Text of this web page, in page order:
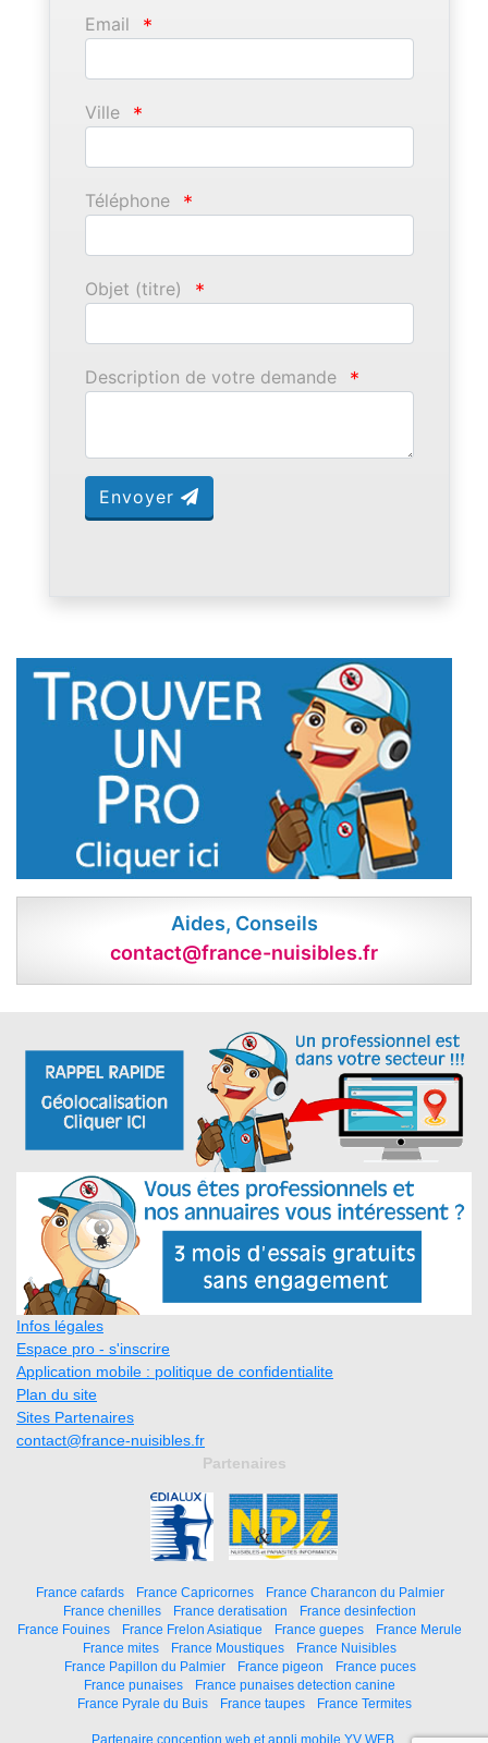
Email *
Ville *
Téléphone *
Objet (titre) *
Description de votre demande *
Envoyer
Aides, Conseils
contact@france-nuisibles.fr
Infos légales
Espace pro - s'inscrire
Application mobile : politique de confidentialite
Plan du site
Sites Partenaires
contact@france-nuisibles.fr
Partenaires
France cafards France Capricornes
France Charancon du Palmier
France chenilles
France deratisation
France desinfection
France Fouines
France Frelon Asiatique France guepes
France Merule
France mites
France Moustiques
France Nuisibles
France Papillon du Palmier
France pigeon
France puces
France punaises
France punaises detection canine
France Pyrale du Buis
France taupes France Termites
Partenaire conception web et appli mobile YV WEB.